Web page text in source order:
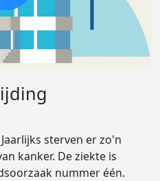
sterven er zo'n
kanker. De ziekte is
nummer één.